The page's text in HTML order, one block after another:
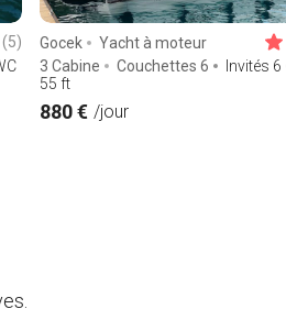
(5) Gocek
Yacht à moteur
3 Cabine
Couchettes 6 Invités 6
55 ft
880 € /jour